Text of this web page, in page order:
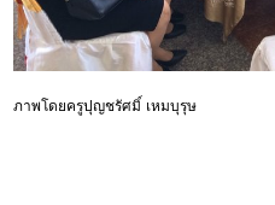
ภาพโดยครูปุญชรัศมิ์ เหมบุรุษ